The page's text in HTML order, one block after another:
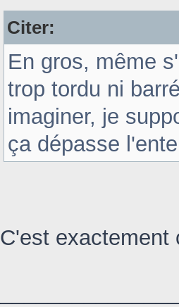
Citer:
En gros, même
trop tordu ni
imaginer, je
ça dépasse
C'est exactement